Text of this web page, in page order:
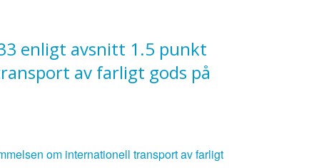
enligt avsnitt 1.5 punkt
av farligt gods på
om internationell transport av farligt